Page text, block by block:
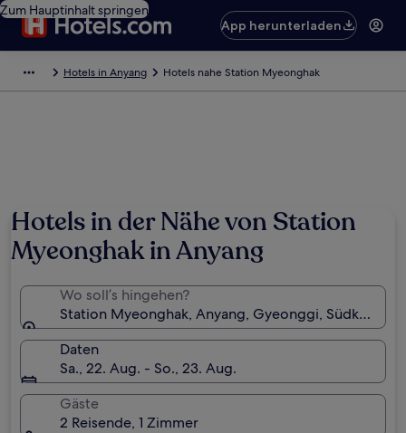
Zum Hauptinhalt springen
App herunterladen
Hotels in Anyang Hotels nahe Station Myeonghak
Hotels in der Nähe von Station
Myeonghak in Anyang
Wo soll’s hingehen?
Station Myeonghak, Anyang, Gyeonggi, Südkorea
Daten
Sa., 22. Aug. - So., 23. Aug.
Gäste
2 Reisende, 1 Zimmer